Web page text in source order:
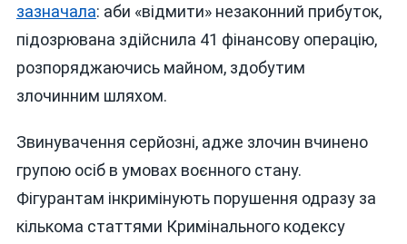
зазначала: аби «відмити» незаконний прибуток,
підозрювана здійснила 41 фінансову операцію,
розпоряджаючись майном, здобутим
злочинним шляхом.
Звинувачення серйозні, адже злочин вчинено
групою осіб в умовах воєнного стану.
Фігурантам інкримінують порушення одразу за
кількома статтями Кримінального кодексу